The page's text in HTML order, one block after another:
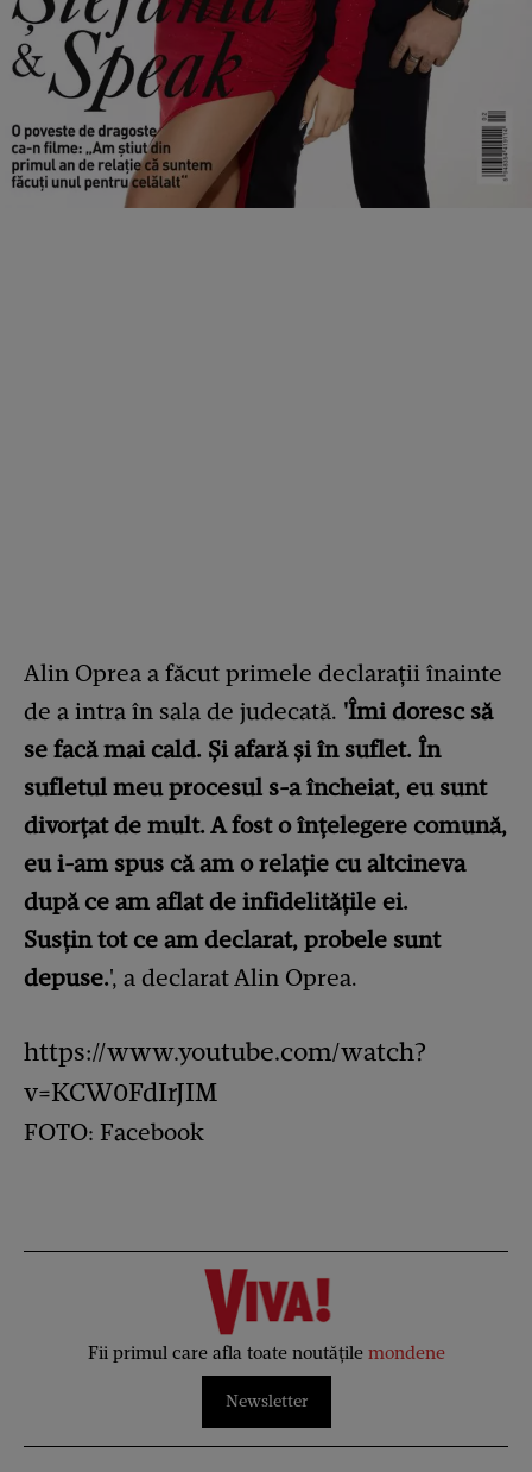
Alin Oprea a făcut primele declarații înainte
de a intra în sala de judecată. 'Îmi doresc să
se facă mai cald. Și afară și în suflet. În
sufletul meu procesul s-a încheiat, eu sunt
divorțat de mult. A fost o înțelegere comună,
eu i-am spus că am o relație cu altcineva
după ce am aflat de infidelitățile ei.
Susțin tot ce am declarat, probele sunt
depuse.', a declarat Alin Oprea.
https://www.youtube.com/watch?
v=KCW0FdIrJIM
FOTO: Facebook
Fii primul care afla toate noutățile mondene
Newsletter